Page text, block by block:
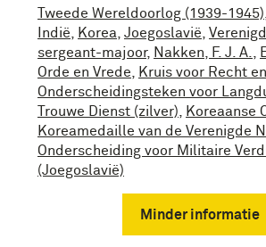
Tweede Wereldoorlog (1939-1945)
Indië
Korea Joegoslavië
sergeant-majoor, Nakken, F. J. A.
Orde en Vrede
Kruis voor Recht
Onderscheidingsteken voor
Trouwe Dienst (zilver)
Koreaanse
Koreamedaille van de Verenigde
Onderscheiding voor Militaire
(Joegoslavië)
Minder informatie